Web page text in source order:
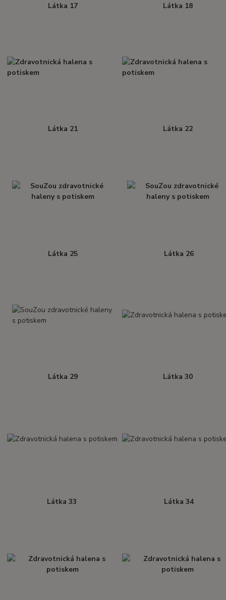
Látka 17 Látka 18
Látka 21 Látka 22
Látka 25 Látka 26
Látka 29 Látka 30
Látka 33 Látka 34